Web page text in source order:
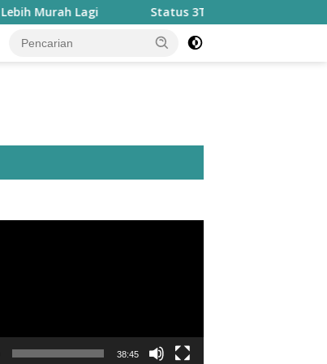
Status 3T Dicabut, Disdik Taliabu Pastikan
38:45